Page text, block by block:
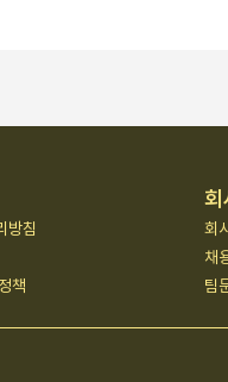
방침
책
회
회
채
팀